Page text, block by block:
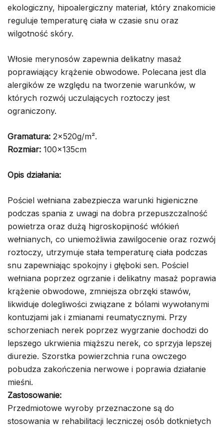
ekologiczny, hipoalergiczny materiał, który znakomicie
reguluje temperaturę ciała w czasie snu oraz
wilgotność skóry.
Włosie merynosów zapewnia delikatny masaż
poprawiający krążenie obwodowe. Polecana jest dla
alergików ze względu na tworzenie warunków, w
których rozwój uczulających roztoczy jest
ograniczony.
Gramatura: 2x520g/m².
Rozmiar: 100x135cm
Opis działania:
Pościel wełniana zabezpiecza warunki higieniczne
podczas spania z uwagi na dobra przepuszczalność
powietrza oraz dużą higroskopijność włókień
wełnianych, co uniemożliwia zawilgocenie oraz rozwój
roztoczy, utrzymuje stała temperaturę ciała podczas
snu zapewniając spokojny i głęboki sen. Pościel
wełniana poprzez ogrzanie i delikatny masaż poprawia
krążenie obwodowe, zmniejsza obrzęki stawów,
likwiduje dolegliwości związane z bólami wywołanymi
kontuzjami jak i zmianami reumatycznymi. Przy
schorzeniach nerek poprzez wygrzanie dochodzi do
lepszego ukrwienia miąższu nerek, co sprzyja lepszej
diurezie. Szorstka powierzchnia runa owczego
pobudza zakończenia nerwowe i poprawia działanie
mieśni.
Zastosowanie:
Przedmiotowe wyroby przeznaczone są do
stosowania w rehabilitacji leczniczej osób dotknietych